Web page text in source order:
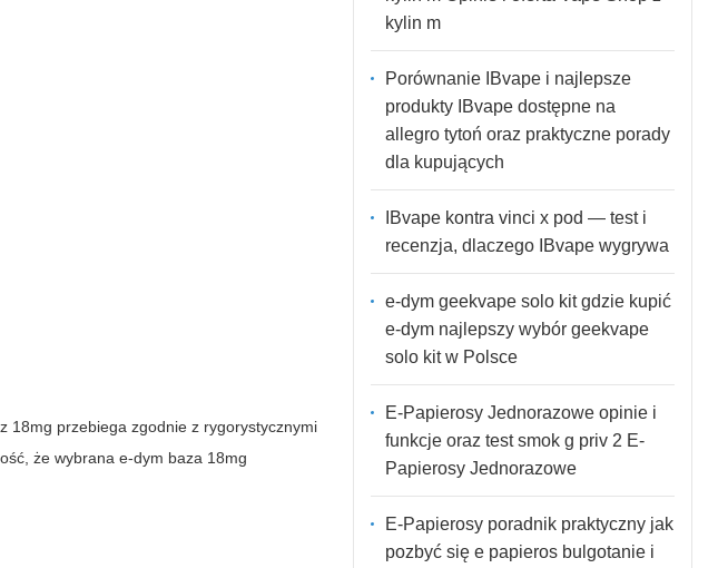
18mg przebiega zgodnie z rygorystycznymi
że wybranae-dym baza 18mg
kylin m
Porównanie IBvape i najlepsze
produkty IBvape dostępne na
allegro tytoń oraz praktyczne porady
dla kupujących
IBvape kontra vinci x pod — test i
recenzja, dlaczego IBvape wygrywa
e-dym geekvape solo kit gdzie kupić
e-dym najlepszy wybór geekvape
solo kit w Polsce
E-Papierosy Jednorazowe opinie i
funkcje oraz test smok g priv 2 E-
Papierosy Jednorazowe
E-Papierosy poradnik praktyczny jak
pozbyć się e papieros bulgotanie i